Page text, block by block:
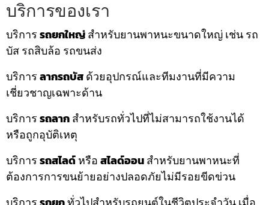
บริการของเรา
บริการรถยกใหญ่สำหรับยานพาหนะขนาดใหญ่ เช่น รถ
บัส รถสิบล้อ รถขนส่ง
บริการลากรถบัสด้วยอุปกรณ์และทีมงานที่มีความ
เชี่ยวชาญเฉพาะด้าน
บริการรถลากสำหรับรถทั่วไปที่ไม่สามารถใช้งานได้
หรือถูกอุบัติเหตุ
บริการรถสไลด์หรือสไลด์ออนสำหรับยานพาหนะที่
ต้องการการขนย้ายอย่างปลอดภัยไม่มีรอยขีดข่วน